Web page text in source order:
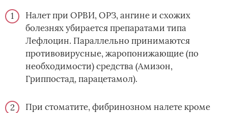
Налет при ОРВИ, ОРЗ, ангине и схожих
болезнях убирается препаратами типа
Лефлоцин. Параллельно принимаются
противовирусные, жаропонижающие (по
необходимости) средства (Амизон,
Гриппостад, парацетамол).
При стоматите, фибринозном налете кроме